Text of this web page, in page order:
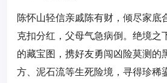
陈怀山轻信亲戚陈有财，倾尽家底
克扣分红，父母气急病倒。绝境之
的藏宝图，携好友勇闯凶险莫测的
方、泥石流等生死险境，寻得珍稀